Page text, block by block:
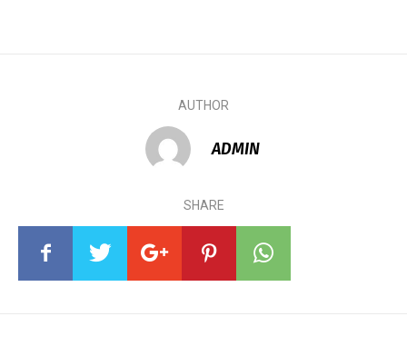
AUTHOR
ADMIN
SHARE